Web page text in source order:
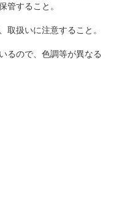
管すること。
扱いに注意すること。
るので、色調等が異なる